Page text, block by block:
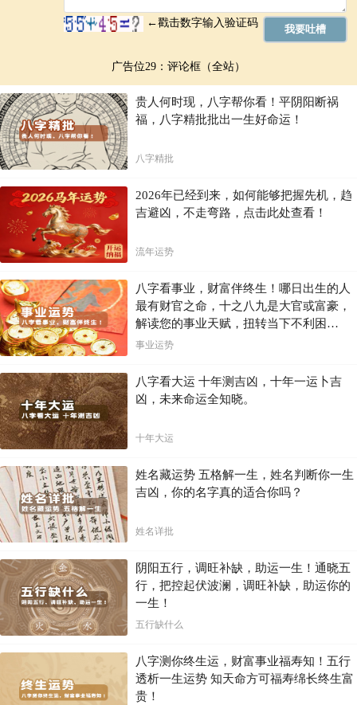
广告位29：评论框（全站）
贵人何时现，八字帮你看！平阴阳断祸
福，八字精批批出一生好命运！
八字精批
2026年已经到来，如何能够把握先机，趋
吉避凶，不走弯路，点击此处查看！
流年运势
八字看事业，财富伴终生！哪日出生的人
最有财官之命，十之八九是大官或富豪，
解读您的事业天赋，扭转当下不利困
局！！
事业运势
八字看大运 十年测吉凶，十年一运卜吉
凶，未来命运全知晓。
十年大运
姓名藏运势 五格解一生，姓名判断你一生
吉凶，你的名字真的适合你吗？
姓名详批
阴阳五行，调旺补缺，助运一生！通晓五
行，把控起伏波澜，调旺补缺，助运你的
一生！
五行缺什么
八字测你终生运，财富事业福寿知！五行
透析一生运势 知天命方可福寿绵长终生富
贵！